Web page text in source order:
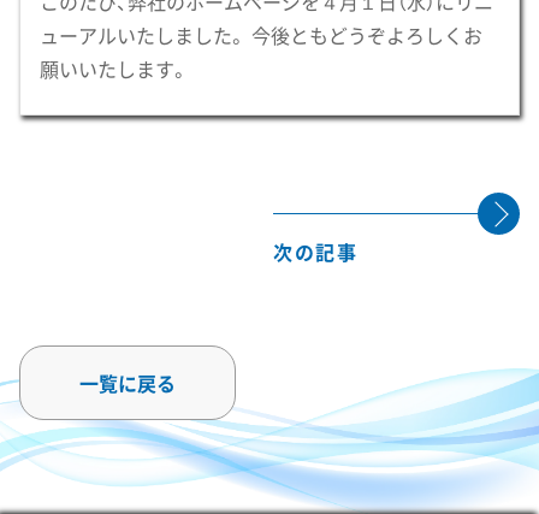
ューアルいたしました。 今後ともどうぞよろしくお
願いいたします。
次の記事
一覧に戻る